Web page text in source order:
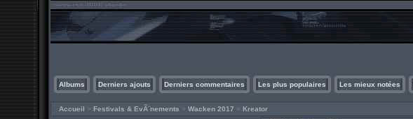
Albums Derniers ajouts Derniers commentaires Les plus populaires Les mieux notées
Accueil > Festivals & EvÃ¨nements > Wacken 2017 > Kreator